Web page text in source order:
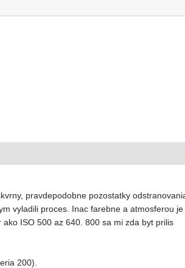
pravdepodobne pozostatky
vyladili proces. Inac farebne a atmosferou je
ISO 500 az 640. 800 sa mi zda byt prilis
200).